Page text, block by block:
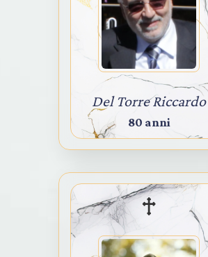
Del Torre Riccardo
80 anni